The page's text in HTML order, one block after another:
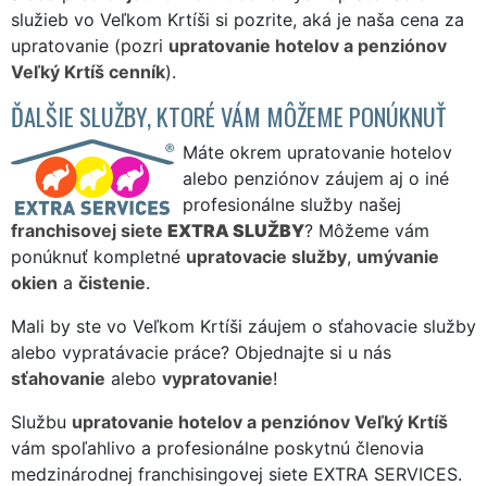
služieb vo Veľkom Krtíši si pozrite, aká je naša cena za
upratovanie (pozri upratovanie hotelov a penziónov
Veľký Krtíš cenník).
ĎALŠIE SLUŽBY, KTORÉ VÁM MÔŽEME PONÚKNUŤ
Máte okrem upratovanie hotelov
alebo penziónov záujem aj o iné
profesionálne služby našej
franchisovej siete EXTRA SLUŽBY? Môžeme vám
ponúknuť kompletné upratovacie služby, umývanie
okien a čistenie.
Mali by ste vo Veľkom Krtíši záujem o sťahovacie služby
alebo vypratávacie práce? Objednajte si u nás
sťahovanie alebo vypratovanie!
Službu upratovanie hotelov a penziónov Veľký Krtíš
vám spoľahlivo a profesionálne poskytnú členovia
medzinárodnej franchisingovej siete EXTRA SERVICES.